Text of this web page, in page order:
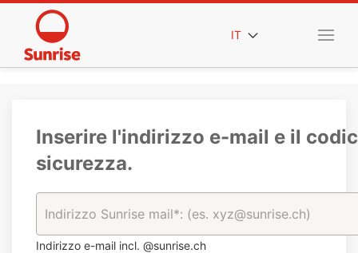
IT
Inserire l'indirizzo e-mail e il
sicurezza.
Indirizzo e-mail incl. @sunrise.ch